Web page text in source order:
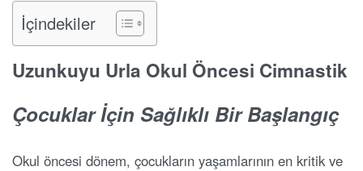
İçindekiler
Uzunkuyu Urla Okul Öncesi Cimnastik
Çocuklar İçin Sağlıklı Bir Başlangıç
Okul öncesi dönem, çocukların yaşamlarının en kritik ve